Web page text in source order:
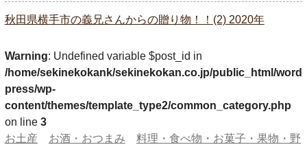
秋田県横手市の義兄さんからの贈り物！！(2) 2020年
Warning: Undefined variable $post_id in
/home/sekinekokank/sekinekokan.co.jp/public_html/word
press/wp-
content/themes/template_type2/common_category.php
on line 3
お土産
お酒・おつまみ
料理・食べ物・お菓子・果物・野